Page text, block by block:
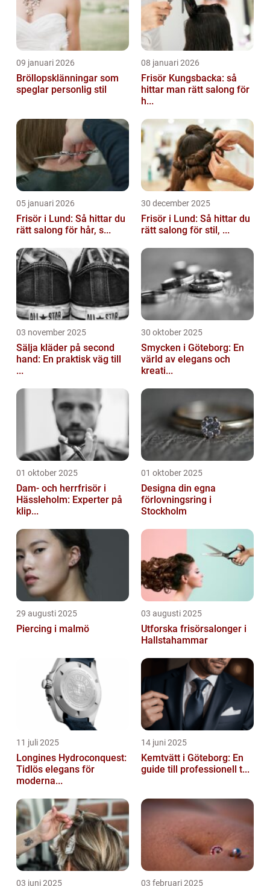
09 januari 2026
Bröllopsklänningar som
speglar personlig stil
08 januari 2026
Frisör Kungsbacka: så
hittar man rätt salong för
h...
05 januari 2026
Frisör i Lund: Så hittar du
rätt salong för hår, s...
30 december 2025
Frisör i Lund: Så hittar du
rätt salong för stil, ...
03 november 2025
Sälja kläder på second
hand: En praktisk väg till
...
30 oktober 2025
Smycken i Göteborg: En
värld av elegans och
kreati...
01 oktober 2025
Dam- och herrfrisör i
Hässleholm: Experter på
klip...
01 oktober 2025
Designa din egna
förlovningsring i
Stockholm
29 augusti 2025
Piercing i malmö
03 augusti 2025
Utforska frisörsalonger i
Hallstahammar
11 juli 2025
Longines Hydroconquest:
Tidlös elegans för
moderna...
14 juni 2025
Kemtvätt i Göteborg: En
guide till professionell t...
03 juni 2025 03 februari 2025